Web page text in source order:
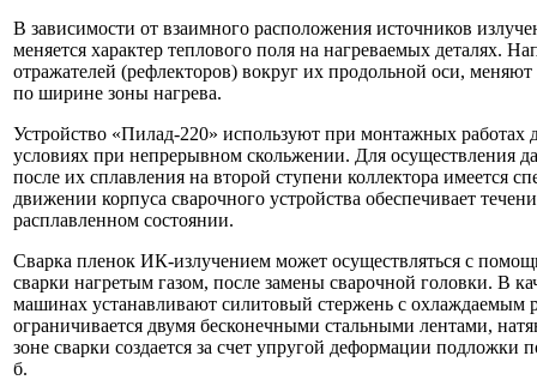
В зависимости от взаимного расположения источников
меняется характер теплового поля на нагреваемых деталях.
отражателей (рефлекторов) вокруг их продольной оси,
по ширине зоны нагрева.
Устройство «Пилад-220» используют при монтажных работах
условиях при непрерывном скольжении. Для осуществления
после их сплавления на второй ступени коллектора имеется
движении корпуса сварочного устройства обеспечивает
расплавленном состоянии.
Сварка пленок ИК-излучением может осуществляться с
сварки нагретым газом, после замены сварочной головки. В
машинах устанавливают силитовый стержень с охлаждаемым
ограничивается двумя бесконечными стальными лентами,
зоне сварки создается за счет упругой деформации подложки
б.